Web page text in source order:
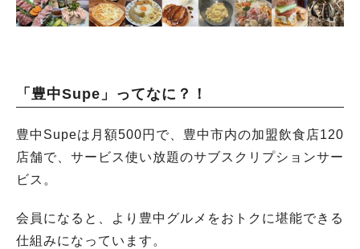
「豊中Supe」ってなに？！
豊中Supeは月額500円で、豊中市内の加盟飲食店120
店舗で、サービス使い放題のサブスクリプションサー
ビス。
会員になると、より豊中グルメをおトクに堪能できる
仕組みになっています。